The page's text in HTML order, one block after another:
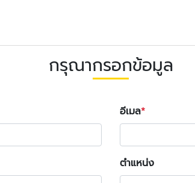
กรุณากรอกข้อมูล
อีเมล
ตำแหน่ง